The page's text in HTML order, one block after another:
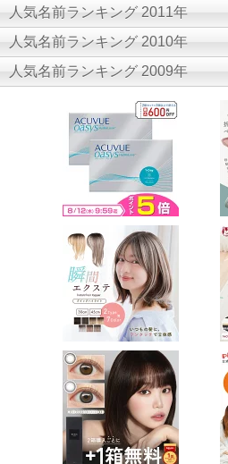
人気名前ランキング 2011年
人気名前ランキング 2010年
人気名前ランキング 2009年